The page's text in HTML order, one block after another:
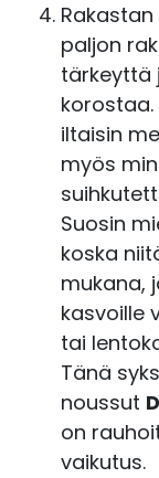
paljon
tärkeyttä
iltaisin
myös
Suosin
koska
mukana,
kasvoille
tai
Tänä
noussut
on
vaikutus.